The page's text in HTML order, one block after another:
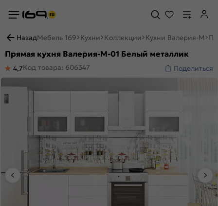
НазадМебель 169 Кухни Коллекции Кухни Валерия-М
Прямая кухня Валерия-М-01 Белый металлик
4,7Код товара: 606347 Поделиться